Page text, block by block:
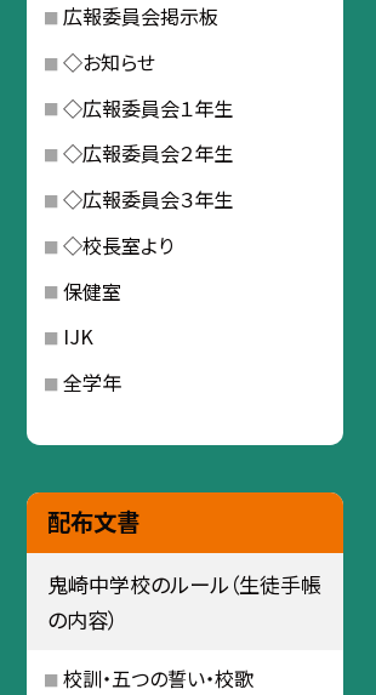
広報委員会掲示板
◇お知らせ
◇広報委員会１年生
◇広報委員会２年生
◇広報委員会３年生
◇校長室より
保健室
IJK
全学年
配布文書
鬼崎中学校のルール（生徒手帳
の内容）
校訓・五つの誓い・校歌